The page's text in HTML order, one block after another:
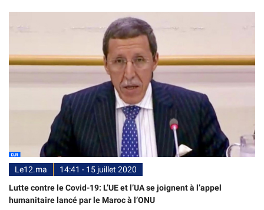
Le12.ma
14:41 - 15 juillet 2020
Lutte contre le Covid-19: L’UE et l’UA se joignent à l’appel
humanitaire lancé par le Maroc à l’ONU